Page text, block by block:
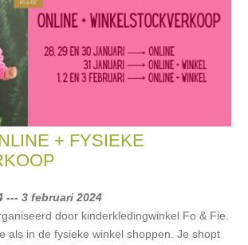
+ FYSIEKE
--- 3 februari 2024
door kinderkledingwinkel Fo & Fie.
als in de fysieke winkel shoppen. Je shopt